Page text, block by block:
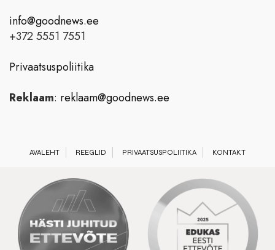
info@goodnews.ee
+372 5551 7551
Privaatsuspoliitika
Reklaam: reklaam@goodnews.ee
AVALEHT REEGLID PRIVAATSUSPOLIITIKA KONTAKT